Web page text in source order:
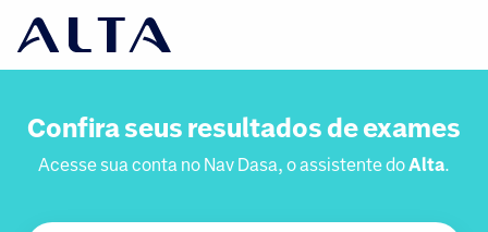
Confira seus resultados de exames
Acesse sua conta no Nav Dasa, o assistente doAlta.